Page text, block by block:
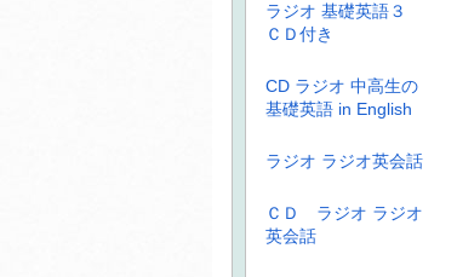
ラジオ 基礎英語３
ＣＤ付き
CD ラジオ 中高生の
基礎英語 in English
ラジオ ラジオ英会話
ＣＤ ラジオ ラジオ
英会話